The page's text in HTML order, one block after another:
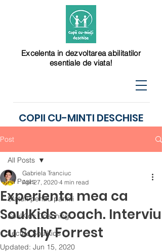
COPII CU-MINTI DESCHISE
Excelenta in dezvoltarea abilitatilor
esentiale de viata!
Post
All Posts
Sfaturi pentru parinti
SoulKids Coaching
Lectiile SoulKids
All Posts
Experienta mea ca
SoulKids coach. Interviu
cu Sally Forrest
Gabriela Tranciuc
Apr 27, 2020 4 min read
Updated: Jun 15, 2020